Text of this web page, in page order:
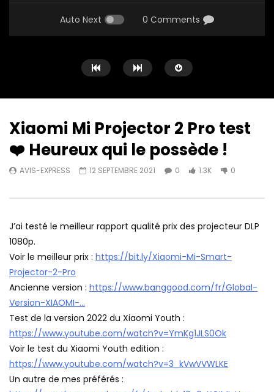
Auto Next 0 Comments
Watch Later
11:58
LCD 720p
0
320 0
Express ❤️
424 0
Xiaomi Mi Projector 2 Pro test
❤️ Heureux qui le possède !
AVIS-EXPRESS 12 SEPTEMBRE 2021 0 1.3K 0
J’ai testé le meilleur rapport qualité prix des projecteur DLP
1080p.
Voir le meilleur prix : https://bit.ly/Xiaomi-Mi-Smart-
Projector-2-Pro
Ancienne version : https://www.banggood.com/fr/Global-
Version-XIAOMI-…
Test de la version 2022 du Xiaomi Youth :
https://www.youtube.com/watch?v=YmKg1JLS0Ok
Voir le test du Xiaomi Youth edition :
https://www.youtube.com/watch?v=3_kVwVVWLKE
Un autre de mes préférés :